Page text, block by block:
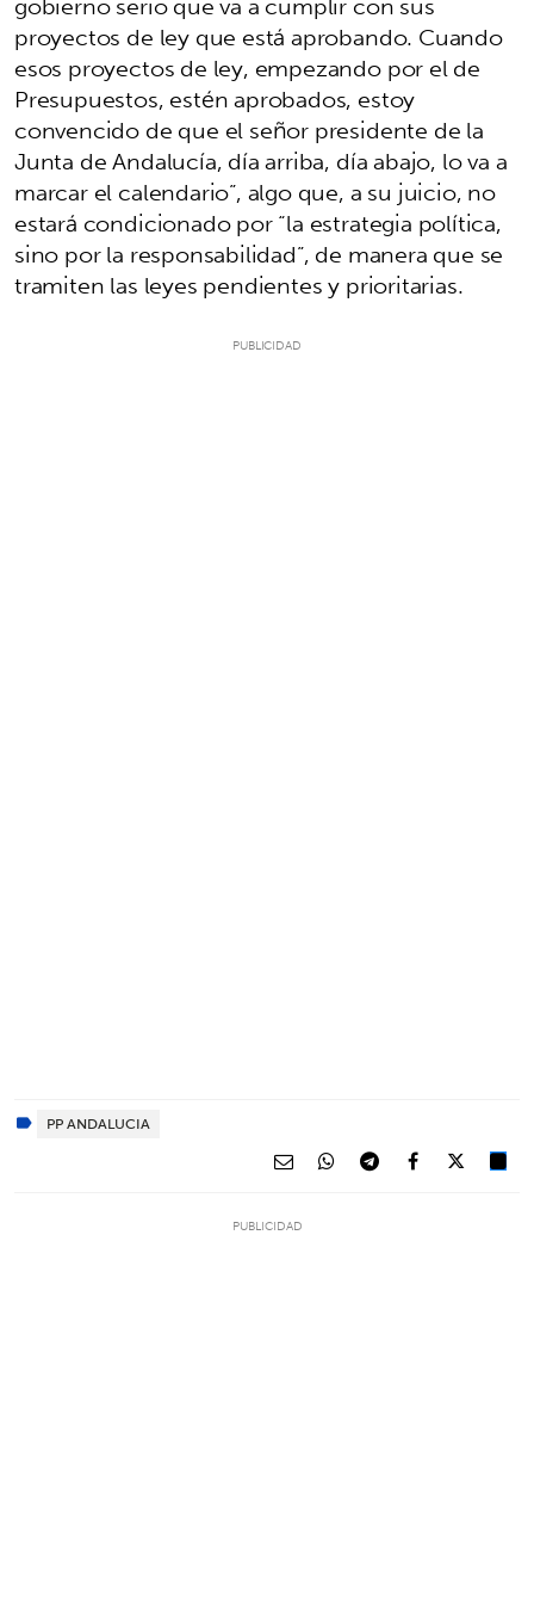
proyectos de ley que está aprobando. Cuando
esos proyectos de ley, empezando por el de
Presupuestos, estén aprobados, estoy
convencido de que el señor presidente de la
Junta de Andalucía, día arriba, día abajo, lo va a
marcar el calendario”, algo que, a su juicio, no
estará condicionado por “la estrategia política,
sino por la responsabilidad”, de manera que se
tramiten las leyes pendientes y prioritarias.
PP ANDALUCIA